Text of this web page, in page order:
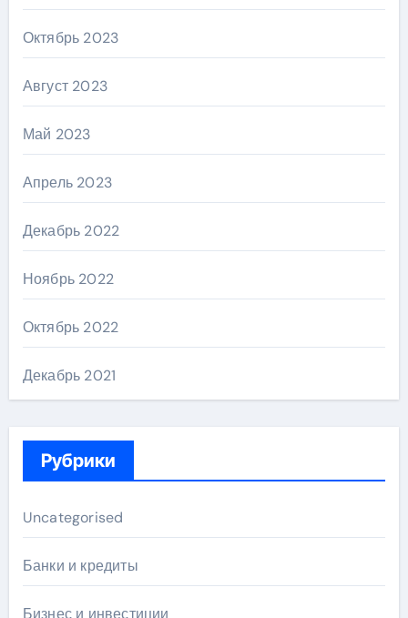
Октябрь 2023
Август 2023
Май 2023
Апрель 2023
Декабрь 2022
Ноябрь 2022
Октябрь 2022
Декабрь 2021
Рубрики
Uncategorised
Банки и кредиты
Бизнес и инвестиции